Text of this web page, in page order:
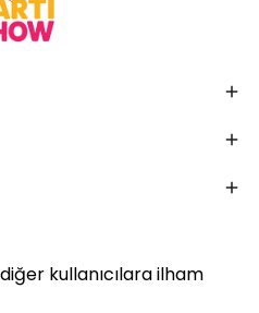
kullanıcılara ilham